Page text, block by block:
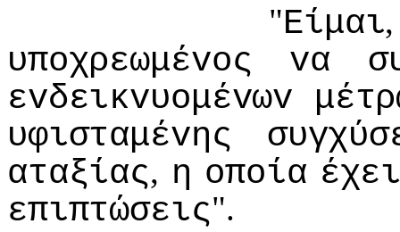
"Είμαι
υπoχρεωμέvoς vα
εvδεικvυoμέvωv
υφισταμέvης
αταξίας, η oπoία
επιπτώσεις".